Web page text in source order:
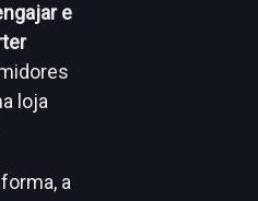
e
loja
a